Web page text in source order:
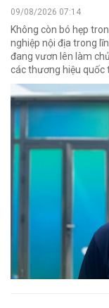
09/08/2026 07:14
Không còn bó hẹp
nghiệp nội địa trong
đang vươn lên làm
các thương hiệu quốc